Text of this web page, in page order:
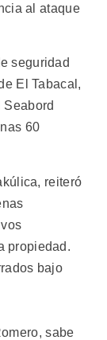
al ataque
seguridad
El Tabacal,
60
reiteró
propiedad.
bajo
sabe